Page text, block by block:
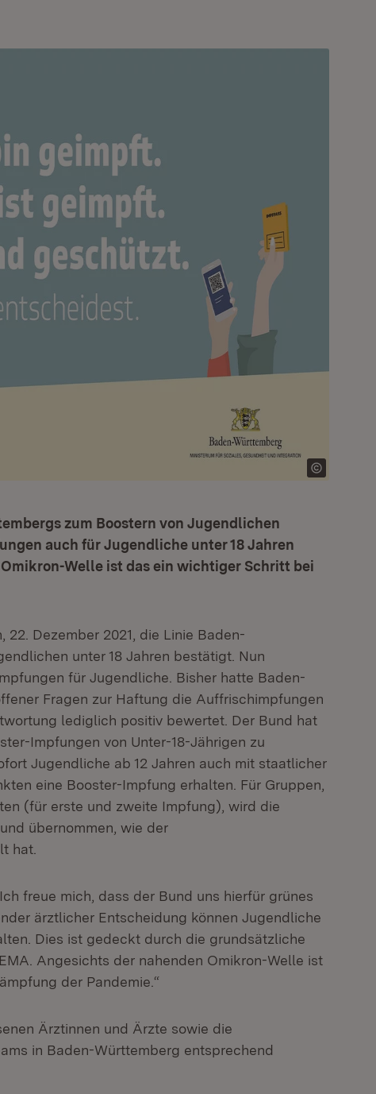
zum Boostern von Jugendlichen
auch für Jugendliche unter 18 Jahren
Welle ist das ein wichtiger Schritt bei
Dezember 2021, die Linie Baden-
unter 18 Jahren bestätigt. Nun
für Jugendliche. Bisher hatte Baden-
Fragen zur Haftung die Auffrischimpfungen
lediglich positiv bewertet. Der Bund hat
Impfungen von Unter-18-Jährigen zu
Jugendliche ab 12 Jahren auch mit staatlicher
eine Booster-Impfung erhalten. Für Gruppen,
(für erste und zweite Impfung), wird die
übernommen, wie der
hat.
freue mich, dass der Bund uns hierfür grünes
ärztlicher Entscheidung können Jugendliche
Dies ist gedeckt durch die grundsätzliche
Angesichts der nahenden Omikron-Welle ist
der Pandemie.“
Ärztinnen und Ärzte sowie die
in Baden-Württemberg entsprechend